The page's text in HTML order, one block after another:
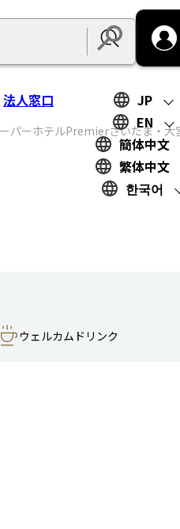
Submit
法人窓口
JP
EN
簡体中文
繁体中文
한국어
パーホテルPremierさいたま・大
ウェルカムドリンク